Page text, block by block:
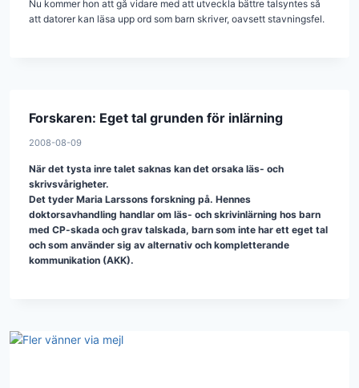
Nu kommer hon att gå vidare med att utveckla bättre talsyntes så
att datorer kan läsa upp ord som barn skriver, oavsett stavningsfel.
Forskaren: Eget tal grunden för inlärning
2008-08-09
När det tysta inre talet saknas kan det orsaka läs- och
skrivsvårigheter.
Det tyder Maria Larssons forskning på. Hennes
doktorsavhandling handlar om läs- och skrivinlärning hos barn
med CP-skada och grav talskada, barn som inte har ett eget tal
och som använder sig av alternativ och kompletterande
kommunikation (AKK).